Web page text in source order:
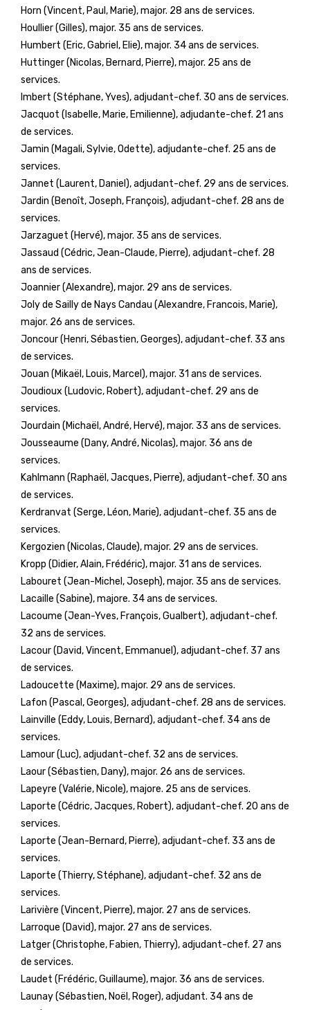
Horn (Vincent, Paul, Marie), major. 28 ans de services.
Houllier (Gilles), major. 35 ans de services.
Humbert (Eric, Gabriel, Elie), major. 34 ans de services.
Huttinger (Nicolas, Bernard, Pierre), major. 25 ans de
services.
Imbert (Stéphane, Yves), adjudant-chef. 30 ans de services.
Jacquot (Isabelle, Marie, Emilienne), adjudante-chef. 21 ans
de services.
Jamin (Magali, Sylvie, Odette), adjudante-chef. 25 ans de
services.
Jannet (Laurent, Daniel), adjudant-chef. 29 ans de services.
Jardin (Benoît, Joseph, François), adjudant-chef. 28 ans de
services.
Jarzaguet (Hervé), major. 35 ans de services.
Jassaud (Cédric, Jean-Claude, Pierre), adjudant-chef. 28
ans de services.
Joannier (Alexandre), major. 29 ans de services.
Joly de Sailly de Nays Candau (Alexandre, Francois, Marie),
major. 26 ans de services.
Joncour (Henri, Sébastien, Georges), adjudant-chef. 33 ans
de services.
Jouan (Mikaël, Louis, Marcel), major. 31 ans de services.
Joudioux (Ludovic, Robert), adjudant-chef. 29 ans de
services.
Jourdain (Michaël, André, Hervé), major. 33 ans de services.
Jousseaume (Dany, André, Nicolas), major. 36 ans de
services.
Kahlmann (Raphaël, Jacques, Pierre), adjudant-chef. 30 ans
de services.
Kerdranvat (Serge, Léon, Marie), adjudant-chef. 35 ans de
services.
Kergozien (Nicolas, Claude), major. 29 ans de services.
Kropp (Didier, Alain, Frédéric), major. 31 ans de services.
Labouret (Jean-Michel, Joseph), major. 35 ans de services.
Lacaille (Sabine), majore. 34 ans de services.
Lacoume (Jean-Yves, François, Gualbert), adjudant-chef.
32 ans de services.
Lacour (David, Vincent, Emmanuel), adjudant-chef. 37 ans
de services.
Ladoucette (Maxime), major. 29 ans de services.
Lafon (Pascal, Georges), adjudant-chef. 28 ans de services.
Lainville (Eddy, Louis, Bernard), adjudant-chef. 34 ans de
services.
Lamour (Luc), adjudant-chef. 32 ans de services.
Laour (Sébastien, Dany), major. 26 ans de services.
Lapeyre (Valérie, Nicole), majore. 25 ans de services.
Laporte (Cédric, Jacques, Robert), adjudant-chef. 20 ans de
services.
Laporte (Jean-Bernard, Pierre), adjudant-chef. 33 ans de
services.
Laporte (Thierry, Stéphane), adjudant-chef. 32 ans de
services.
Larivière (Vincent, Pierre), major. 27 ans de services.
Larroque (David), major. 27 ans de services.
Latger (Christophe, Fabien, Thierry), adjudant-chef. 27 ans
de services.
Laudet (Frédéric, Guillaume), major. 36 ans de services.
Launay (Sébastien, Noël, Roger), adjudant. 34 ans de